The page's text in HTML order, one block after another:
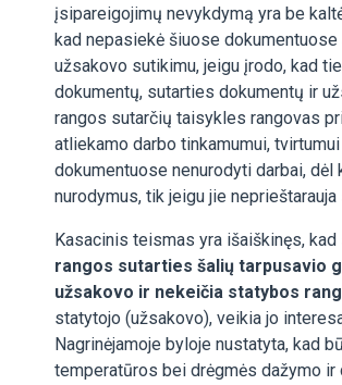
įsipareigojimų nevykdymą yra be
kad nepasiekė šiuose
užsakovo sutikimu, jeigu įrodo, kad
dokumentų, sutarties dokumentų ir
rangos sutarčių taisykles rangovas
atliekamo darbo tinkamumui,
dokumentuose nenurodyti darbai,
nurodymus, tik jeigu jie
Kasacinis teismas yra išaiškinęs,
rangos sutarties šalių tarpusavio
užsakovo ir nekeičia statybos
statytojo (užsakovo), veikia jo
Nagrinėjamoje byloje nustatyta, kad
temperatūros bei drėgmės dažymo